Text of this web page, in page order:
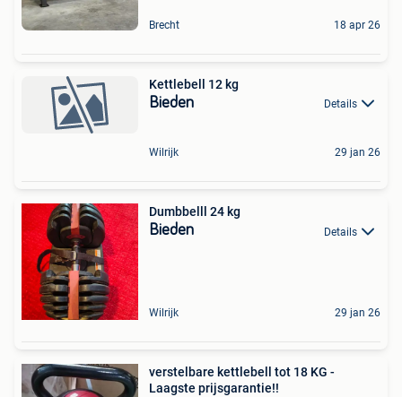
Brecht 18 apr 26
Kettlebell 12 kg
Bieden Details
Wilrijk 29 jan 26
Dumbbelll 24 kg
Bieden Details
Wilrijk 29 jan 26
verstelbare kettlebell tot 18 KG -
Laagste prijsgarantie!!